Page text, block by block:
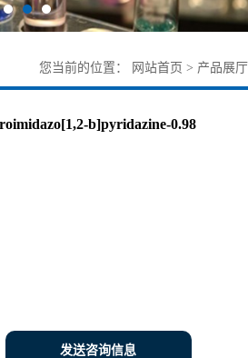
您当前的位置： 网站首页 > 产品展厅
b]pyridazine-0.98
发送咨询信息